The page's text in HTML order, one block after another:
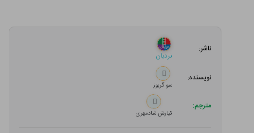
ناشر:
نردبان
نویسنده:
سو گریوز
مترجم:
کیارش شادمهری